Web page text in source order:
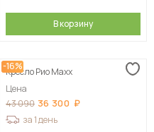
В корзину
-16%
Кресло Рио Maxx
Цена
43 090 36 300
за 1 день